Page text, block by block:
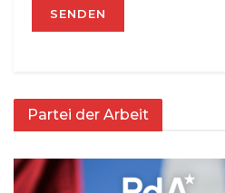
Partei der Arbeit